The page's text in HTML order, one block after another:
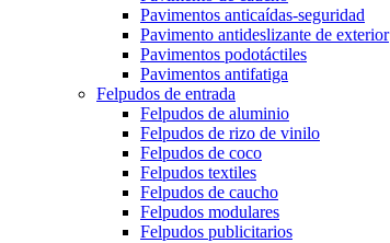
Pavimentos anticaídas-seguridad
Pavimento antideslizante de exterior
Pavimentos podotáctiles
Pavimentos antifatiga
Felpudos de entrada
Felpudos de aluminio
Felpudos de rizo de vinilo
Felpudos de coco
Felpudos textiles
Felpudos de caucho
Felpudos modulares
Felpudos publicitarios